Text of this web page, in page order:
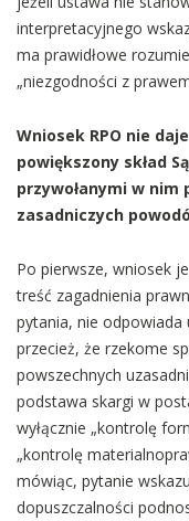
interpretacyjnego
ma prawidłowe
„niezgodności z
Wniosek RPO nie
powiększony skład
przywołanymi w
zasadniczych
Po pierwsze, wniosek
treść zagadnienia
pytania, nie odpowiada
przecież, że rzekome
powszechnych
podstawa skargi w
wyłącznie „kontrolę
„kontrolę
mówiąc, pytanie
dopuszczalności